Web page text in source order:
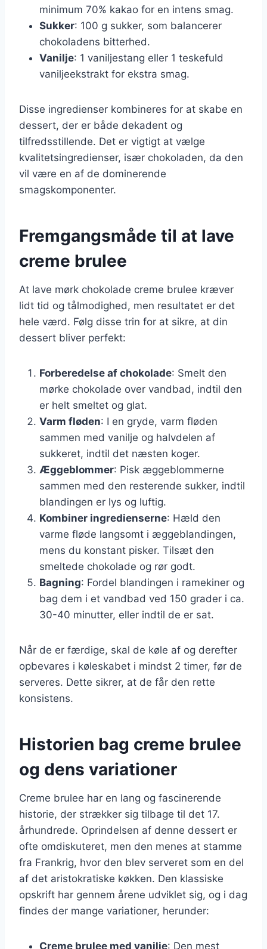
minimum 70% kakao for en intens smag.
Sukker: 100 g sukker, som balancerer
chokoladens bitterhed.
Vanilje: 1 vaniljestang eller 1 teskefuld
vaniljeekstrakt for ekstra smag.
Disse ingredienser kombineres for at skabe en
dessert, der er både dekadent og
tilfredsstillende. Det er vigtigt at vælge
kvalitetsingredienser, især chokoladen, da den
vil være en af de dominerende
smagskomponenter.
Fremgangsmåde til at lave
creme brulee
At lave mørk chokolade creme brulee kræver
lidt tid og tålmodighed, men resultatet er det
hele værd. Følg disse trin for at sikre, at din
dessert bliver perfekt:
Forberedelse af chokolade: Smelt den
mørke chokolade over vandbad, indtil den
er helt smeltet og glat.
Varm fløden: I en gryde, varm fløden
sammen med vanilje og halvdelen af
sukkeret, indtil det næsten koger.
Æggeblommer: Pisk æggeblommerne
sammen med den resterende sukker, indtil
blandingen er lys og luftig.
Kombiner ingredienserne: Hæld den
varme fløde langsomt i æggeblandingen,
mens du konstant pisker. Tilsæt den
smeltede chokolade og rør godt.
Bagning: Fordel blandingen i ramekiner og
bag dem i et vandbad ved 150 grader i ca.
30-40 minutter, eller indtil de er sat.
Når de er færdige, skal de køle af og derefter
opbevares i køleskabet i mindst 2 timer, før de
serveres. Dette sikrer, at de får den rette
konsistens.
Historien bag creme brulee
og dens variationer
Creme brulee har en lang og fascinerende
historie, der strækker sig tilbage til det 17.
århundrede. Oprindelsen af denne dessert er
ofte omdiskuteret, men den menes at stamme
fra Frankrig, hvor den blev serveret som en del
af det aristokratiske køkken. Den klassiske
opskrift har gennem årene udviklet sig, og i dag
findes der mange variationer, herunder:
Creme brulee med vanilje: Den mest